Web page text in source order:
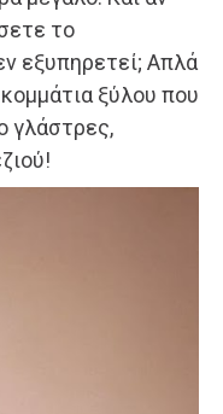
το
εξυπηρετεί; Απλά
ξύλου που
γλάστρες,